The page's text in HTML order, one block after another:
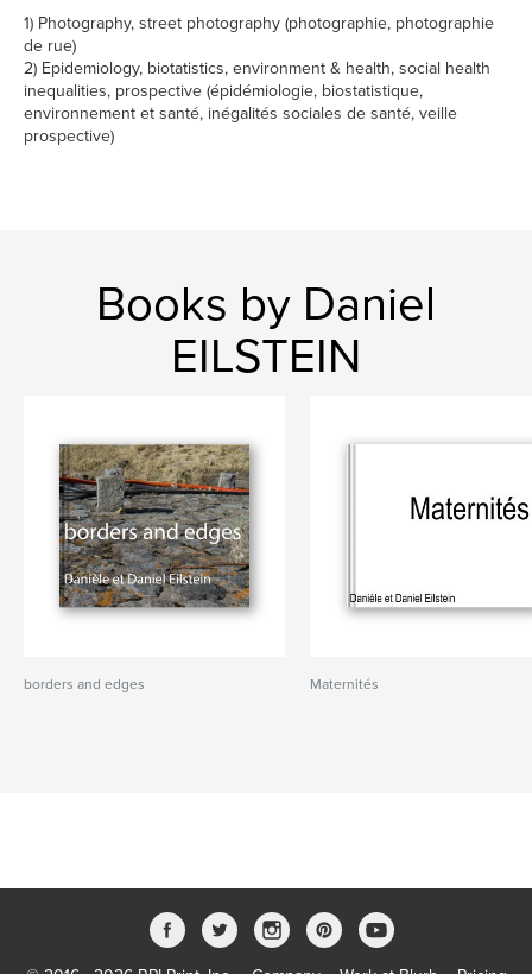
1) Photography, street photography (photographie, photographie
de rue)
2) Epidemiology, biotatistics, environment & health, social health
inequalities, prospective (épidémiologie, biostatistique,
environnement et santé, inégalités sociales de santé, veille
prospective)
Books by Daniel
EILSTEIN
borders and edges Maternités